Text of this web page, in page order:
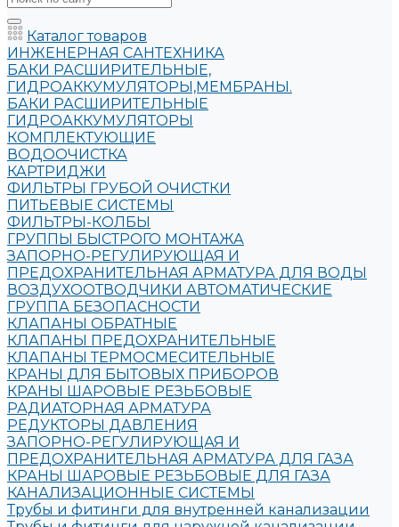
Каталог товаров
ИНЖЕНЕРНАЯ САНТЕХНИКА
БАКИ РАСШИРИТЕЛЬНЫЕ,
ГИДРОАККУМУЛЯТОРЫ,МЕМБРАНЫ.
БАКИ РАСШИРИТЕЛЬНЫЕ
ГИДРОАККУМУЛЯТОРЫ
КОМПЛЕКТУЮЩИЕ
ВОДООЧИСТКА
КАРТРИДЖИ
ФИЛЬТРЫ ГРУБОЙ ОЧИСТКИ
ПИТЬЕВЫЕ СИСТЕМЫ
ФИЛЬТРЫ-КОЛБЫ
ГРУППЫ БЫСТРОГО МОНТАЖА
ЗАПОРНО-РЕГУЛИРУЮЩАЯ И
ПРЕДОХРАНИТЕЛЬНАЯ АРМАТУРА ДЛЯ ВОДЫ
ВОЗДУХООТВОДЧИКИ АВТОМАТИЧЕСКИЕ
ГРУППА БЕЗОПАСНОСТИ
КЛАПАНЫ ОБРАТНЫЕ
КЛАПАНЫ ПРЕДОХРАНИТЕЛЬНЫЕ
КЛАПАНЫ ТЕРМОСМЕСИТЕЛЬНЫЕ
КРАНЫ ДЛЯ БЫТОВЫХ ПРИБОРОВ
КРАНЫ ШАРОВЫЕ РЕЗЬБОВЫЕ
РАДИАТОРНАЯ АРМАТУРА
РЕДУКТОРЫ ДАВЛЕНИЯ
ЗАПОРНО-РЕГУЛИРУЮЩАЯ И
ПРЕДОХРАНИТЕЛЬНАЯ АРМАТУРА ДЛЯ ГАЗА
КРАНЫ ШАРОВЫЕ РЕЗЬБОВЫЕ ДЛЯ ГАЗА
КАНАЛИЗАЦИОННЫЕ СИСТЕМЫ
Трубы и фитинги для внутренней канализации